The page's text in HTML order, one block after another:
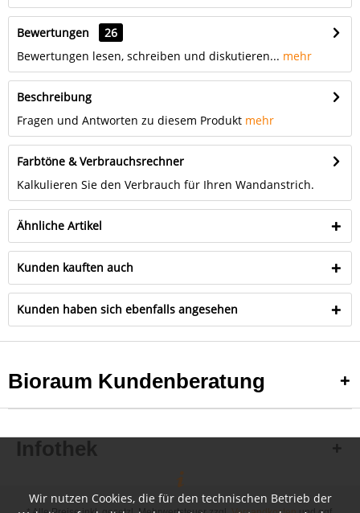
Bewertungen
26
Bewertungen lesen, schreiben und diskutieren... mehr
Beschreibung
Fragen und Antworten zu diesem Produkt mehr
Farbtöne & Verbrauchsrechner
Kalkulieren Sie den Verbrauch für Ihren Wandanstrich.
Ähnliche Artikel
Kunden kauften auch
Kunden haben sich ebenfalls angesehen
Bioraum Kundenberatung
Infothek
Wir nutzen Cookies, die für den technischen Betrieb der